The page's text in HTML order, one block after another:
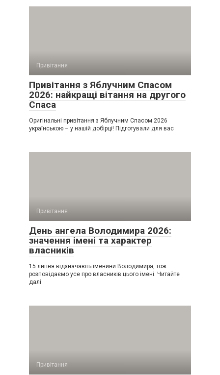
Привітання
Привітання з Яблучним Спасом
2026: найкращі вітання на другого
Спаса
Оригінальні привітання з Яблучним Спасом 2026
українською – у нашій добірці! Підготували для вас
Привітання
День ангела Володимира 2026:
значення імені та характер
власників
15 липня відзначають іменини Володимира, тож
розповідаємо усе про власників цього імені. Читайте
далі
Привітання